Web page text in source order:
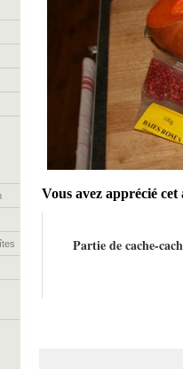
Vous avez apprécié
Partie de cache-